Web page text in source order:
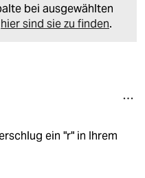
bei ausgewählten
hier sind sie zu finden.
ein "r" in Ihrem